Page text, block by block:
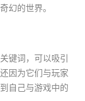
幻的世界。
键词，可以吸引
因为它们与玩家
自己与游戏中的